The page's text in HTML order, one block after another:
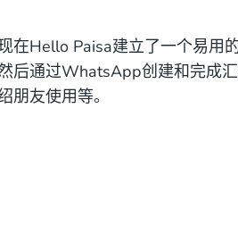
在Hello Paisa建立了一个易用
后通过WhatsApp创建和完成
朋友使用等。